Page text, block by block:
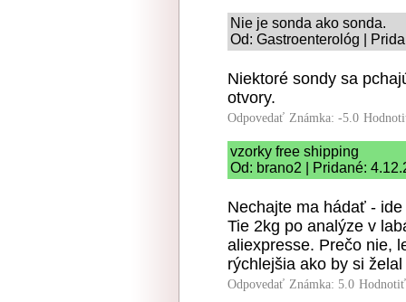
Nie je sonda ako sonda.
Od: Gastroenterológ |
Niektoré sondy sa
otvory.
Odpovedať Známka: -5.0
vzorky free shipping
Od: brano2 | Pridané:
Nechajte ma hádať -
Tie 2kg po analýze v
aliexpresse. Prečo nie,
rýchlejšia ako by si
Odpovedať Známka: 5.0